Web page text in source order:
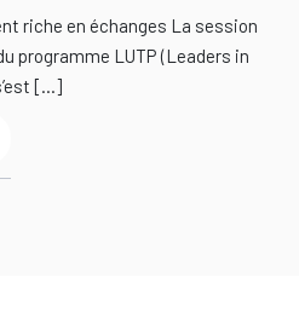
riche en échanges La session
programme LUTP (Leaders in
[…]